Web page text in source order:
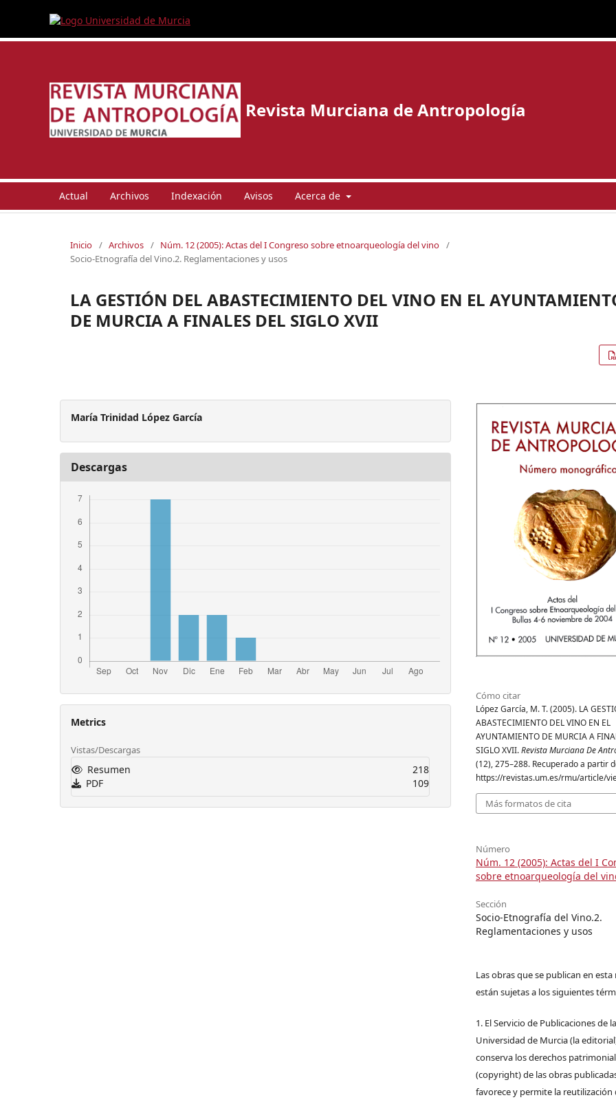
Revista Murciana de Antropología
Actual Archivos Indexación Avisos Acerca de
Inicio / Archivos / Núm. 12 (2005): Actas del I Congreso sobre etnoarqueología del vino /
Socio-Etnografía del Vino.2. Reglamentaciones y usos
LA GESTIÓN DEL ABASTECIMIENTO DEL VINO EN EL
DE MURCIA A FINALES DEL SIGLO XVII
María Trinidad López García
Descargas
Metrics
Vistas/Descargas
Resumen
218
PDF
109
Cómo citar
López García, M. T. (2005). LA
ABASTECIMIENTO DEL VINO EN EL
AYUNTAMIENTO DE MURCIA A
SIGLO XVII.Revista Murciana De
(12), 275–288. Recuperado a partir
https://revistas.um.es/rmu/article/
Más formatos de cita
Número
Núm. 12 (2005): Actas del I
sobre etnoarqueología del
Sección
Socio-Etnografía del Vino.2.
Reglamentaciones y usos
Las obras que se publican en esta
están sujetas a los siguientes
1. El Servicio de Publicaciones de la
Universidad de Murcia (la
conserva los derechos
(copyright) de las obras
favorece y permite la reutilización